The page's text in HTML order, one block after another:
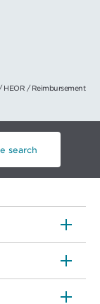
HEOR / Reimbursement
search